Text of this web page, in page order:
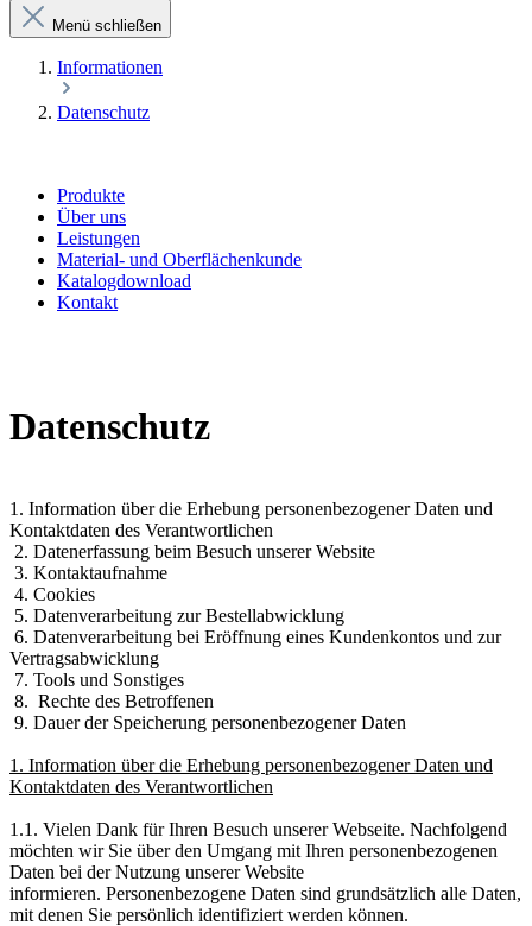
Menü schließen
Informationen
Datenschutz
Produkte
Über uns
Leistungen
Material- und Oberflächenkunde
Katalogdownload
Kontakt
Datenschutz
1. Information über die Erhebung personenbezogener Daten und
Kontaktdaten des Verantwortlichen
2. Datenerfassung beim Besuch unserer Website
3. Kontaktaufnahme
4. Cookies
5. Datenverarbeitung zur Bestellabwicklung
6. Datenverarbeitung bei Eröffnung eines Kundenkontos und zur
Vertragsabwicklung
7. Tools und Sonstiges
8. Rechte des Betroffenen
9. Dauer der Speicherung personenbezogener Daten
1. Information über die Erhebung personenbezogener Daten und
Kontaktdaten des Verantwortlichen
1.1. Vielen Dank für Ihren Besuch unserer Webseite. Nachfolgend
möchten wir Sie über den Umgang mit Ihren personenbezogenen
Daten bei der Nutzung unserer Website
informieren. Personenbezogene Daten sind grundsätzlich alle Daten,
mit denen Sie persönlich identifiziert werden können.